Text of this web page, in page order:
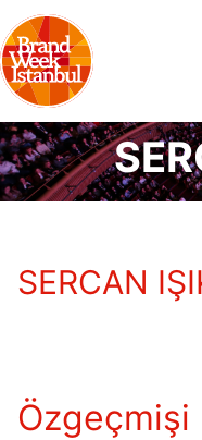
SERCAN
Özgeçmişi